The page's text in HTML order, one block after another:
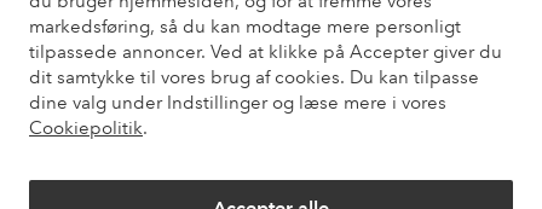
markedsføring, så du kan modtage mere personligt
tilpassede annoncer. Ved at klikke på Accepter giver du
dit samtykke til vores brug af cookies. Du kan tilpasse
dine valg under Indstillinger og læse mere i vores
Cookiepolitik.
Kundeservice Bestilling Betalingsmåde
Mine sider
Om Ellos